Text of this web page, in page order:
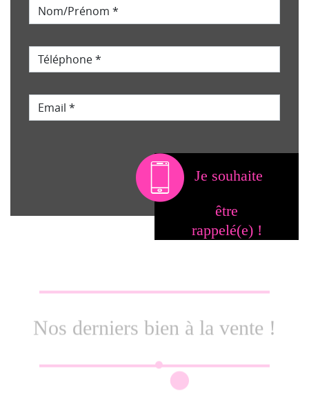
Je souhaite
être
rappelé(e) !
Nos derniers bien à la vente !